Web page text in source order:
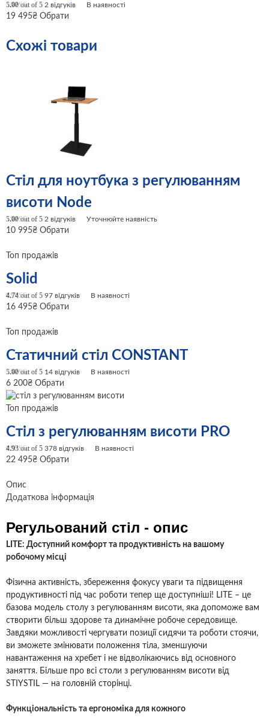
5.00out of 5 2 відгуків В наявності
19 495₴ Обрати
Схожі товари
Стіл для ноутбука з регулюванням
висоти Node
5.00out of 5 2 відгуків Уточнюйте наявність
10 995₴ Обрати
Топ продажів
Solid
4.74out of 5 97 відгуків В наявності
16 495₴ Обрати
Топ продажів
Статичний стіл CONSTANT
5.00out of 5 14 відгуків В наявності
6 200₴ Обрати
Топ продажів
Cтіл з регулюванням висоти PRO
4.93out of 5 378 відгуків В наявності
22 495₴ Обрати
Опис
Додаткова інформація
Регульований стіл - опис
LITE: Доступний комфорт та продуктивність на вашому
робочому місці
Фізична активність, збереження фокусу уваги та підвищення
продуктивності під час роботи тепер ще доступніші! LITE – це
базова модель столу з регулюванням висоти, яка допоможе вам
створити більш здорове та динамічне робоче середовище.
Завдяки можливості чергувати позиції сидячи та роботи стоячи,
ви зможете змінювати положення тіла, зменшуючи
навантаження на хребет і не відволікаючись від основного
заняття. Більше про всі столи з регулюванням висоти від
STIYSTIL — на головній сторінці.
Функціональність та ергономіка для кожного